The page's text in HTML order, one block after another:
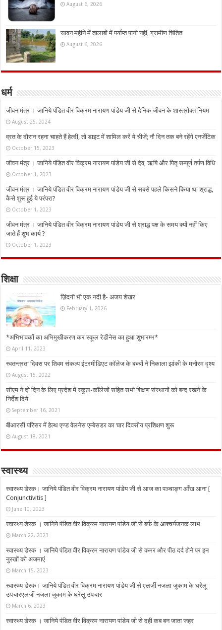
August 6, 2026
सावन महीने में तालाबों में पर्याप्त पानी नहीं, ग्रामीण चिंतित
August 6, 2026
धर्म
जीवन मंत्र । जानिये पंडित वीर विक्रम नारायण पांडेय जी से दैनिक जीवन के शास्त्रोक्त नियम
August 25, 2024
व्रत के दौरान रहना चाहते हैं हेल्दी, तो डाइट में शामिल करें ये चीजें; नौ दिन तक बने रहेंगे एनर्जेटिक
October 15, 2023
जीवन मंत्र । जानिये पंडित वीर विक्रम नारायण पांडेय जी से देव, ऋषि और पितृ सम्पूर्ण तर्पण विधि
October 1, 2023
जीवन मंत्र । जानिये पंडित वीर विक्रम नारायण पांडेय जी से सबसे पहले किसने किया था श्राद्ध,
कैसे शुरू हुई ये परंपरा?
October 1, 2023
जीवन मंत्र । जानिये पंडित वीर विक्रम नारायण पांडेय जी से श्राद्ध पक्ष के समय क्यों नहीं किए
जाते हैं शुभ कार्य ?
October 1, 2023
शिक्षा
ज़िंदगी भी एक नदी है- अजय शेखर
February 1, 2026
*अभिभावकों का अभिमुखीकरण कर स्कूल रेडीनेस का हुआ शुभारम्भ*
April 11, 2023
स्वतन्त्रता दिवस पर शिवम संकल्प इंटरमीडिएट कॉलेज के बच्चों ने निकाला झांकी के मनोरम दृश्य
August 15, 2022
सीएम ने दो दिन के लिए प्रदेश में स्कूल-कॉलेजों सहित सभी शिक्षण संस्थानों को बन्द रखने के
निर्देश दिये
September 16, 2021
बीआरसी परिसर में हेल्थ एण्ड वेलनेस एम्बेसडर का चार दिवसीय प्रशिक्षण शुरू
August 18, 2021
स्वास्थ्य
स्वास्थ्य डेस्क। जानिये पंडित वीर विक्रम नारायण पांडेय जी से आज का पञ्चाङ्ग आँख आना [
Conjunctivitis ]
June 10, 2023
स्वास्थ्य डेस्क । जानिये पंडित वीर विक्रम नारायण पांडेय जी से बर्फ के आश्चर्यजनक लाभ
March 22, 2023
स्वास्थ्य डेस्क । जानिये पंडित वीर विक्रम नारायण पांडेय जी से कमर और पीठ दर्द होने पर इन
नुस्‍खों को अजमाएं
March 15, 2023
स्वास्थ्य डेस्क। जानिये पंडित वीर विक्रम नारायण पांडेय जी से एलर्जी नजला जुकाम के घरेलू
उपचारएलर्जी नजला जुकाम के घरेलू उपचार
March 6, 2023
स्वास्थ्य डेस्क । जानिये पंडित वीर विक्रम नारायण पांडेय जी से दही कब बन जाता जहर